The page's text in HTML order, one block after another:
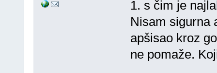
1. s čim je
Nisam sigurna
apšisao kroz
ne pomaže.